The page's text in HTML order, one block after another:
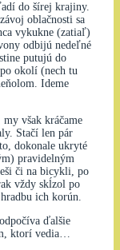
do šírej krajiny.
oblačnosti sa
vykukne (zatiaľ)
odbijú nedeľné
putujú do
okolí (nech tu
Ideme
my však kráčame
Stačí len pár
dokonale ukryté
pravidelným
či na bicykli, po
vždy skĺzol po
ich korún.
ďalšie
ktorí vedia…